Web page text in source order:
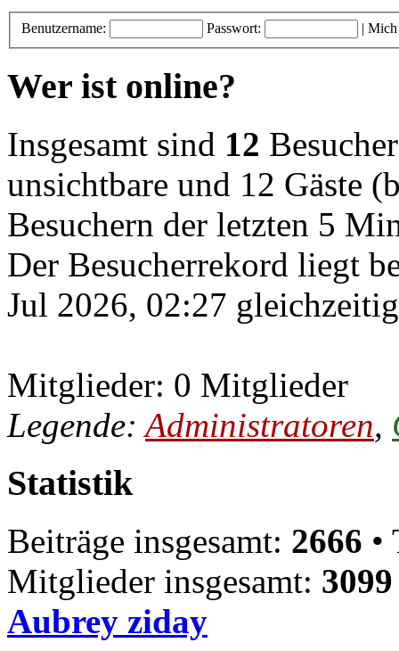
Benutzername: Passwort: | Mich
Wer ist online?
Insgesamt sind 12
unsichtbare und 12 Gäste
Besuchern der letzten 5
Der Besucherrekord liegt
Jul 2026, 02:27
Mitglieder: 0 Mitglieder
Legende:Administratoren,
Statistik
Beiträge insgesamt: 2666 •
Mitglieder insgesamt: 3099
Aubrey ziday